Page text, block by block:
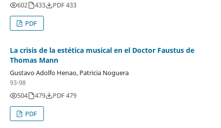
602
433 PDF 433
PDF
La crisis de la estética musical en el Doctor Faustus de
Thomas Mann
Gustavo Adolfo Henao, Patricia Noguera
93-98
504
479 PDF 479
PDF